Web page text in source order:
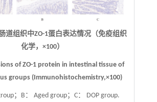
道组织中ZO-1蛋白表达情况（免疫组织
化学， ×100）
of ZO-1 protein in intestinal tissue of
groups (Immunohistochemistry,×100)
；B： Aged group；C： DOP group.